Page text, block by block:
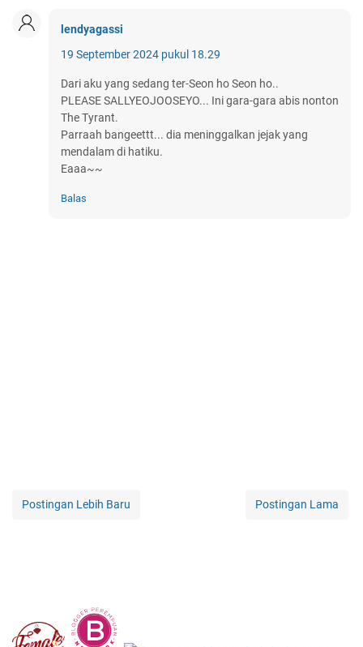
lendyagassi
19 September 2024 pukul 18.29
Dari aku yang sedang ter-Seon ho Seon ho..
PLEASE SALLYEOJOOSEYO... Ini gara-gara abis nonton
The Tyrant.
Parraah bangeettt... dia meninggalkan jejak yang
mendalam di hatiku.
Eaaa~~
Balas
Postingan Lebih Baru Postingan Lama